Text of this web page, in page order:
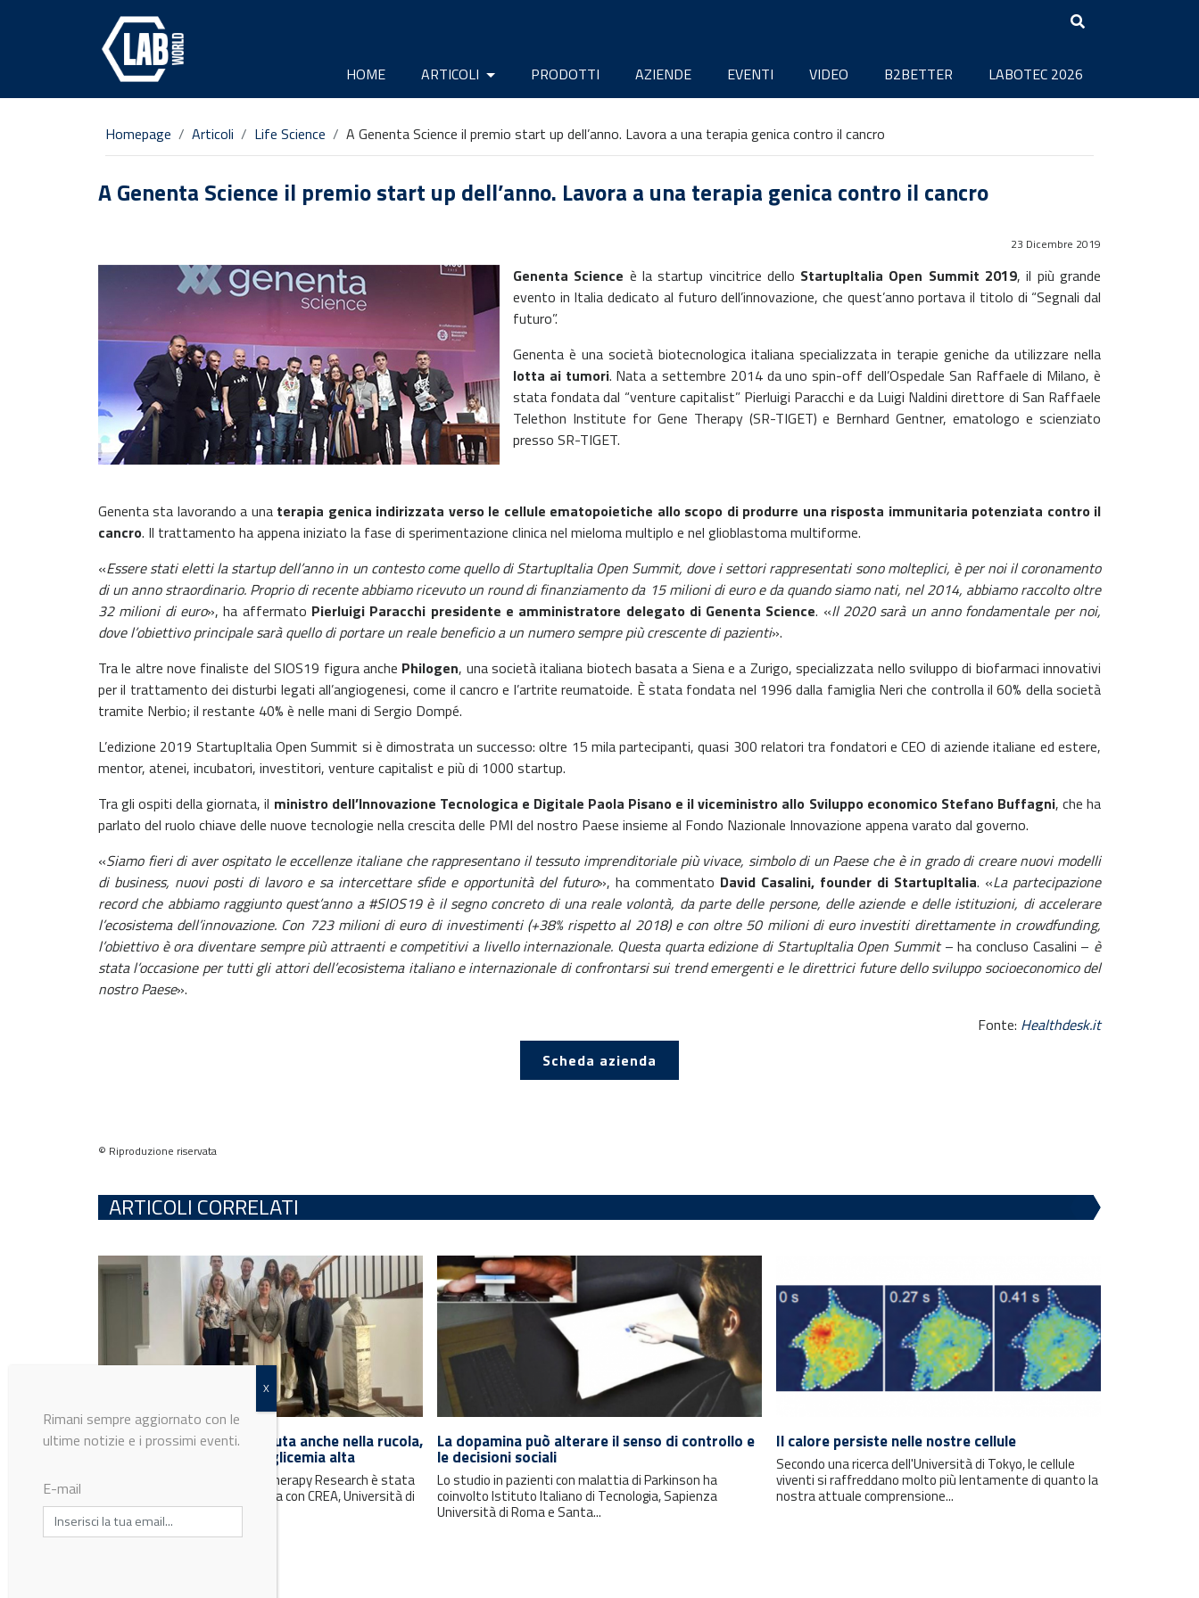
HOME ARTICOLI PRODOTTI AZIENDE EVENTI VIDEO B2BETTER LABOTEC 2026
Homepage Articoli Life Science A Genenta Science il premio start up dell’anno. Lavora a una terapia genica contro il cancro
A Genenta Science il premio start up dell’anno. Lavora a una terapia genica contro il cancro
23 Dicembre 2019
Genenta Science è la startup vincitrice dello StartupItalia Open Summit 2019, il più grande
evento in Italia dedicato al futuro dell’innovazione, che quest’anno portava il titolo di “Segnali dal
futuro”.
Genenta è una società biotecnologica italiana specializzata in terapie geniche da utilizzare nella
lotta ai tumori. Nata a settembre 2014 da uno spin-off dell’Ospedale San Raffaele di Milano, è
stata fondata dal “venture capitalist” Pierluigi Paracchi e da Luigi Naldini direttore di San Raffaele
Telethon Institute for Gene Therapy (SR-TIGET) e Bernhard Gentner, ematologo e scienziato
presso SR-TIGET.
Genenta sta lavorando a unaterapia genica indirizzata verso le cellule ematopoietiche allo scopo di produrre una risposta immunitaria potenziata contro il
cancro. Il trattamento ha appena iniziato la fase di sperimentazione clinica nel mieloma multiplo e nel glioblastoma multiforme.
«Essere stati eletti la startup dell’anno in un contesto come quello di StartupItalia Open Summit, dove i settori rappresentati sono molteplici, è per noi il coronamento
di un anno straordinario. Proprio di recente abbiamo ricevuto un round di finanziamento da 15 milioni di euro e da quando siamo nati, nel 2014, abbiamo raccolto oltre
32 milioni di euro», ha affermato Pierluigi Paracchi presidente e amministratore delegato di Genenta Science. «Il 2020 sarà un anno fondamentale per noi,
dove l’obiettivo principale sarà quello di portare un reale beneficio a un numero sempre più crescente di pazienti».
Tra le altre nove finaliste del SIOS19 figura anche Philogen, una società italiana biotech basata a Siena e a Zurigo, specializzata nello sviluppo di biofarmaci innovativi
per il trattamento dei disturbi legati all’angiogenesi, come il cancro e l’artrite reumatoide. È stata fondata nel 1996 dalla famiglia Neri che controlla il 60% della società
tramite Nerbio; il restante 40% è nelle mani di Sergio Dompé.
L’edizione 2019 StartupItalia Open Summit si è dimostrata un successo: oltre 15 mila partecipanti, quasi 300 relatori tra fondatori e CEO di aziende italiane ed estere,
mentor, atenei, incubatori, investitori, venture capitalist e più di 1000 startup.
Tra gli ospiti della giornata, il ministro dell’Innovazione Tecnologica e Digitale Paola Pisano e il viceministro allo Sviluppo economico Stefano Buffagni, che ha
parlato del ruolo chiave delle nuove tecnologie nella crescita delle PMI del nostro Paese insieme al Fondo Nazionale Innovazione appena varato dal governo.
«Siamo fieri di aver ospitato le eccellenze italiane che rappresentano il tessuto imprenditoriale più vivace, simbolo di un Paese che è in grado di creare nuovi modelli
di business, nuovi posti di lavoro e sa intercettare sfide e opportunità del futuro», ha commentato David Casalini, founder di StartupItalia. «La partecipazione
record che abbiamo raggiunto quest’anno a #SIOS19 è il segno concreto di una reale volontà, da parte delle persone, delle aziende e delle istituzioni, di accelerare
l’ecosistema dell’innovazione. Con 723 milioni di euro di investimenti (+38% rispetto al 2018) e con oltre 50 milioni di euro investiti direttamente in crowdfunding,
l’obiettivo è ora diventare sempre più attraenti e competitivi a livello internazionale. Questa quarta edizione di StartupItalia Open Summit– ha concluso Casalini – è
stata l’occasione per tutti gli attori dell’ecosistema italiano e internazionale di confrontarsi sui trend emergenti e le direttrici future dello sviluppo socioeconomico del
nostro Paese».
Fonte: Healthdesk.it
Scheda azienda
© Riproduzione riservata
ARTICOLI CORRELATI
Dalla glucoerucina, contenuta anche nella rucola,
un aiuto contro obesità e glicemia alta
La ricerca pubblicata su Phytotherapy Research è stata
coordinata dall’Università di Pisa con CREA, Università di
Firenze e Federico II...
La dopamina può alterare il senso di controllo e
le decisioni sociali
Lo studio in pazienti con malattia di Parkinson ha
coinvolto Istituto Italiano di Tecnologia, Sapienza
Università di Roma e Santa...
Il calore persiste nelle nostre cellule
Secondo una ricerca dell'Università di Tokyo, le cellule
viventi si raffreddano molto più lentamente di quanto la
nostra attuale comprensione...
Rimani sempre aggiornato con le
ultime notizie e i prossimi eventi.
E-mail